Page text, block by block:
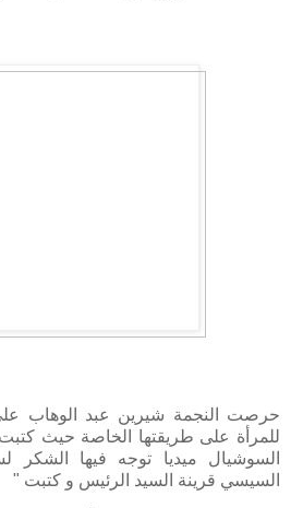
حرصت النجمة شيرين عبد الوهاب على
للمرأة على طريقتها الخاصة حيث
السوشيال ميديا توجه فيها الشكر
السيسي قرينة السيد الرئيس و كتبت "